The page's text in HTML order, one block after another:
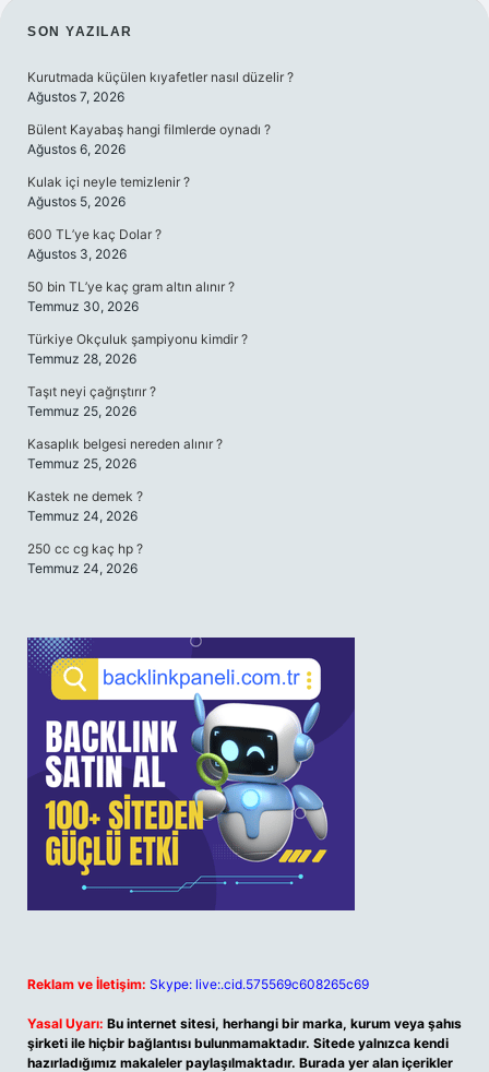
SIDEBAR
SON YAZILAR
Kurutmada küçülen kıyafetler nasıl düzelir ?
Ağustos 7, 2026
Bülent Kayabaş hangi filmlerde oynadı ?
Ağustos 6, 2026
Kulak içi neyle temizlenir ?
Ağustos 5, 2026
600 TL’ye kaç Dolar ?
Ağustos 3, 2026
50 bin TL’ye kaç gram altın alınır ?
Temmuz 30, 2026
Türkiye Okçuluk şampiyonu kimdir ?
Temmuz 28, 2026
Taşıt neyi çağrıştırır ?
Temmuz 25, 2026
Kasaplık belgesi nereden alınır ?
Temmuz 25, 2026
Kastek ne demek ?
Temmuz 24, 2026
250 cc cg kaç hp ?
Temmuz 24, 2026
Reklam ve İletişim: Skype: live:.cid.575569c608265c69
Yasal Uyarı: Bu internet sitesi, herhangi bir marka, kurum veya şahıs
şirketi ile hiçbir bağlantısı bulunmamaktadır. Sitede yalnızca kendi
hazırladığımız makaleler paylaşılmaktadır. Burada yer alan içerikler